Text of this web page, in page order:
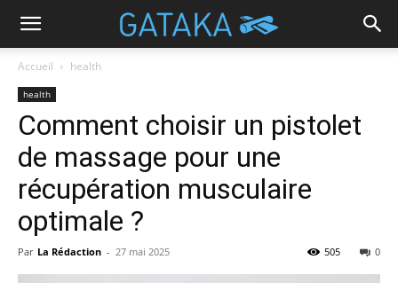
Accueil health
health
Comment choisir un pistolet
de massage pour une
récupération musculaire
optimale ?
Par La Rédaction - 27 mai 2025 0
505